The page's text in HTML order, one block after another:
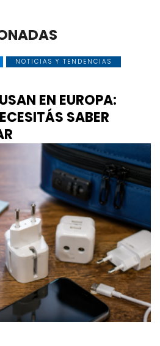
NOTICIAS Y TENDENCIAS
EN EUROPA:
SABER